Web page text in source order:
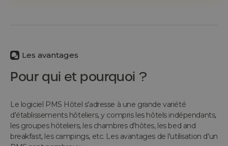
Les avantages
Pour qui et pourquoi ?
Le logiciel PMS Hôtel s'adresse à une grande variété
d'établissements hôteliers, y compris les hôtels indépendants,
les groupes hôteliers, les chambres d'hôtes, les bed and
breakfast, les campings, etc. Les avantages de l'utilisation d'un